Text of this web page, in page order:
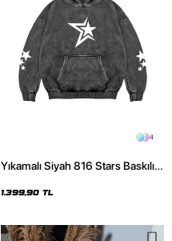
4
Yıkamalı Siyah 816 Stars Baskılı
1.399,90 TL